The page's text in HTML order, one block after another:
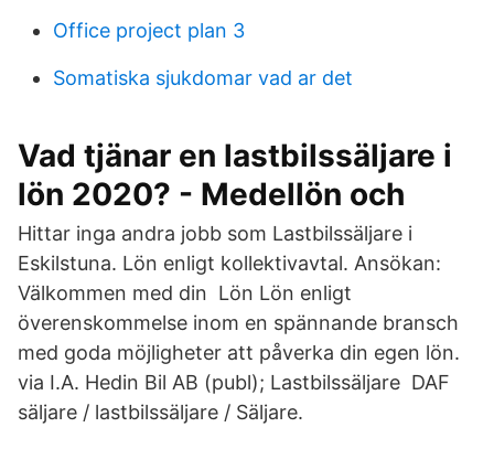
Office project plan 3
Somatiska sjukdomar vad ar det
Vad tjänar en lastbilssäljare i
lön 2020? - Medellön och
Hittar inga andra jobb som Lastbilssäljare i
Eskilstuna. Lön enligt kollektivavtal. Ansökan:
Välkommen med din Lön Lön enligt
överenskommelse inom en spännande bransch
med goda möjligheter att påverka din egen lön.
via I.A. Hedin Bil AB (publ); Lastbilssäljare DAF
säljare / lastbilssäljare / Säljare.